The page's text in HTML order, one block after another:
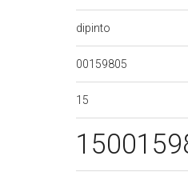
dipinto
00159805
15